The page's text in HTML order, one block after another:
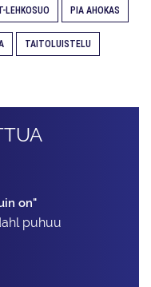
LEHKOSUO PIA AHOKAS
TAITOLUISTELU
on"
puhuu